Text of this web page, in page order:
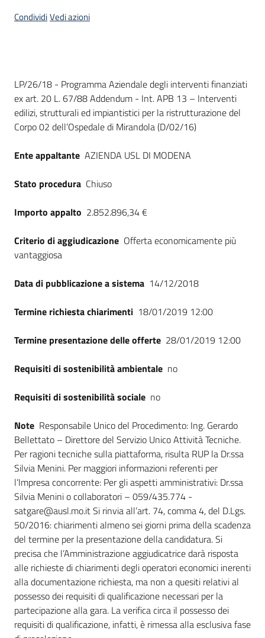
CondividiVedi azioni
Dati del bando
LP/26/18 - Programma Aziendale degli interventi finanziati
ex art. 20 L. 67/88 Addendum - Int. APB 13 – Interventi
edilizi, strutturali ed impiantistici per la ristrutturazione del
Corpo 02 dell’Ospedale di Mirandola (D/02/16)
Ente appaltante AZIENDA USL DI MODENA
Stato procedura Chiuso
Importo appalto 2.852.896,34 €
Criterio di aggiudicazione Offerta economicamente più
vantaggiosa
Data di pubblicazione a sistema 14/12/2018
Termine richiesta chiarimenti 18/01/2019 12:00
Termine presentazione delle offerte 28/01/2019 12:00
Requisiti di sostenibilità ambientale no
Requisiti di sostenibilità sociale no
Note Responsabile Unico del Procedimento: Ing. Gerardo
Bellettato – Direttore del Servizio Unico Attività Tecniche.
Per ragioni tecniche sulla piattaforma, risulta RUP la Dr.ssa
Silvia Menini. Per maggiori informazioni referenti per
l’Impresa concorrente: Per gli aspetti amministrativi: Dr.ssa
Silvia Menini o collaboratori – 059/435.774 -
satgare@ausl.mo.it Si rinvia all’art. 74, comma 4, del D.Lgs.
50/2016: chiarimenti almeno sei giorni prima della scadenza
del termine per la presentazione della candidatura. Si
precisa che l’Amministrazione aggiudicatrice darà risposta
alle richieste di chiarimenti degli operatori economici inerenti
alla documentazione richiesta, ma non a quesiti relativi al
possesso dei requisiti di qualificazione necessari per la
partecipazione alla gara. La verifica circa il possesso dei
requisiti di qualificazione, infatti, è rimessa alla esclusiva fase